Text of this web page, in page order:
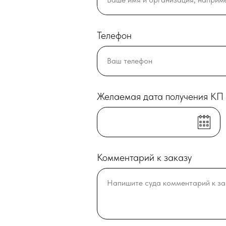
Телефон
Ваш телефон
Желаемая дата получения КП
Комментарий к заказу
Напишите суда комментарий к